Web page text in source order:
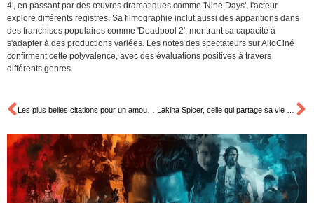
4', en passant par des œuvres dramatiques comme 'Nine Days', l'acteur
explore différents registres. Sa filmographie inclut aussi des apparitions dans
des franchises populaires comme 'Deadpool 2', montrant sa capacité à
s'adapter à des productions variées. Les notes des spectateurs sur AlloCiné
confirment cette polyvalence, avec des évaluations positives à travers
différents genres.